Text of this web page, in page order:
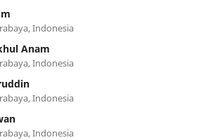
Indonesia
Anam
Indonesia
Indonesia
Indonesia